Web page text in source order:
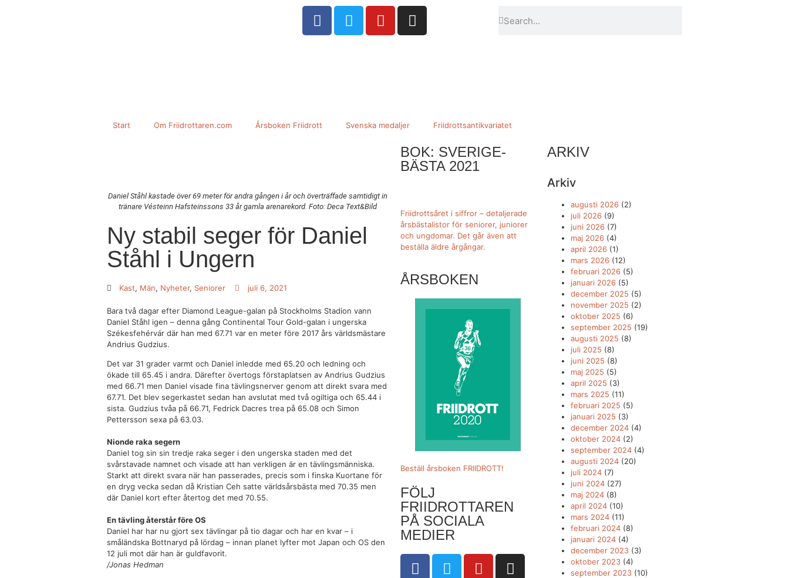
Start Om Friidrottaren.com Årsboken Friidrott Svenska medaljer Friidrottsantikvariatet
Daniel Ståhl kastade över 69 meter för andra gången i år och överträffade samtidigt in
tränare Vésteinn Hafsteinssons 33 år gamla arenarekord. Foto: Deca Text&Bild
Ny stabil seger för Daniel
Ståhl i Ungern
Kast, Män, Nyheter, Seniorer juli 6, 2021
Bara två dagar efter Diamond League-galan på Stockholms Stadion vann
Daniel Ståhl igen – denna gång Continental Tour Gold-galan i ungerska
Székesfehérvár där han med 67.71 var en meter före 2017 års världsmästare
Andrius Gudzius.
Det var 31 grader varmt och Daniel inledde med 65.20 och ledning och
ökade till 65.45 i andra. Därefter övertogs förstaplatsen av Andrius Gudzius
med 66.71 men Daniel visade fina tävlingsnerver genom att direkt svara med
67.71. Det blev segerkastet sedan han avslutat med två ogiltiga och 65.44 i
sista. Gudzius tvåa på 66.71, Fedrick Dacres trea på 65.08 och Simon
Pettersson sexa på 63.03.
Nionde raka segern
Daniel tog sin sin tredje raka seger i den ungerska staden med det
svårstavade namnet och visade att han verkligen är en tävlingsmänniska.
Starkt att direkt svara när han passerades, precis som i finska Kuortane för
en dryg vecka sedan då Kristian Ceh satte världsårsbästa med 70.35 men
där Daniel kort efter återtog det med 70.55.
En tävling återstår före OS
Daniel har har nu gjort sex tävlingar på tio dagar och har en kvar – i
småländska Bottnaryd på lördag – innan planet lyfter mot Japan och OS den
12 juli mot där han är guldfavorit.
/Jonas Hedman
BOK: SVERIGE-
BÄSTA 2021
Friidrottsåret i siffror – detaljerade
årsbästalistor för seniorer, juniorer
och ungdomar. Det går även att
beställa äldre årgångar.
ÅRSBOKEN
Beställ årsboken FRIIDROTT!
FÖLJ
FRIIDROTTAREN
PÅ SOCIALA
MEDIER
ARKIV
Arkiv
augusti 2026 (2)
juli 2026 (9)
juni 2026 (7)
maj 2026 (4)
april 2026 (1)
mars 2026 (12)
februari 2026 (5)
januari 2026 (5)
december 2025 (5)
november 2025 (2)
oktober 2025 (6)
september 2025 (19)
augusti 2025 (8)
juli 2025 (8)
juni 2025 (8)
maj 2025 (5)
april 2025 (3)
mars 2025 (11)
februari 2025 (5)
januari 2025 (3)
december 2024 (4)
oktober 2024 (2)
september 2024 (4)
augusti 2024 (20)
juli 2024 (7)
juni 2024 (27)
maj 2024 (8)
april 2024 (10)
mars 2024 (11)
februari 2024 (8)
januari 2024 (4)
december 2023 (3)
oktober 2023 (4)
september 2023 (10)